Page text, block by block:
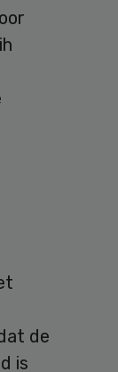
de
is